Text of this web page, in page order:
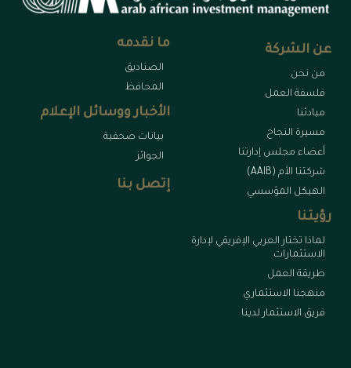
عن الشركة
من نحن
فلسفة العمل
مبادئنا
مسيرة النجاح
أعضاء مجلس إدارتنا
شركتنا الأم (AAIB)
الهيكل المؤسسي
رؤيتنا
لماذا تختار العربي الإفريقي لإدارة
الاستثمارات
طريقة العمل
منهجنا الاستثماري
فريق الاستثمار لدينا
ما نقدمه
الصناديق
المحافظ
الأخبار ووسائل الإعلام
بيانات صحفية
الجوائز
إتصل بنا